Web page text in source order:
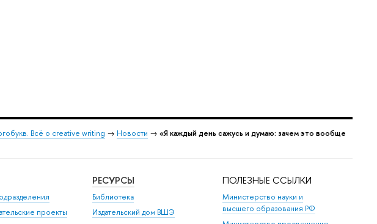
Всё о creative writing → Новости → «Я каждый день сажусь и думаю: зачем это вообще
проекты
РЕСУРСЫ
Библиотека
Издательский дом ВШЭ
ПОЛЕЗНЫЕ ССЫЛКИ
Министерство науки и
высшего образования РФ